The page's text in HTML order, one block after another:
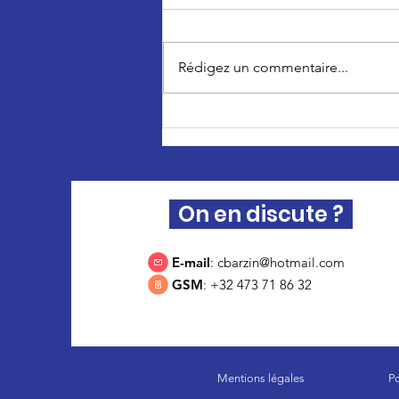
Clémentine Barzin veut
réduire le nombre de
Rédigez un commentaire...
On en discute ?
E-mail: cbarzin@hotmail.com
GSM: +32 473 71 86 32
Mentions légales